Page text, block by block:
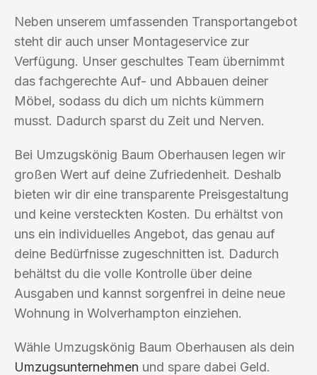
Neben unserem umfassenden Transportangebot
steht dir auch unser Montageservice zur
Verfügung. Unser geschultes Team übernimmt
das fachgerechte Auf- und Abbauen deiner
Möbel, sodass du dich um nichts kümmern
musst. Dadurch sparst du Zeit und Nerven.
Bei Umzugskönig Baum Oberhausen legen wir
großen Wert auf deine Zufriedenheit. Deshalb
bieten wir dir eine transparente Preisgestaltung
und keine versteckten Kosten. Du erhältst von
uns ein individuelles Angebot, das genau auf
deine Bedürfnisse zugeschnitten ist. Dadurch
behältst du die volle Kontrolle über deine
Ausgaben und kannst sorgenfrei in deine neue
Wohnung in Wolverhampton einziehen.
Wähle Umzugskönig Baum Oberhausen als dein
Umzugsunternehmen und spare dabei Geld.